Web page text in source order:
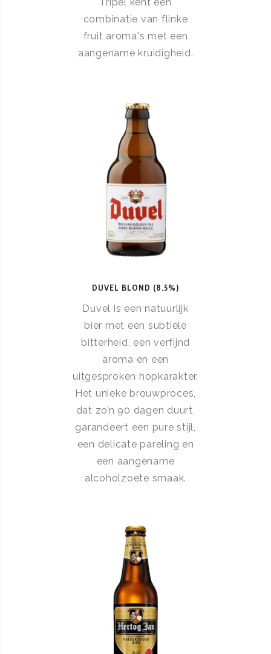
combinatie van flinke
fruit aroma's met een
aangename kruidigheid.
DUVEL BLOND (8.5%)
Duvel is een natuurlijk
bier met een subtiele
bitterheid, een verfijnd
aroma en een
uitgesproken hopkarakter.
Het unieke brouwproces,
dat zo’n 90 dagen duurt,
garandeert een pure stijl,
een delicate pareling en
een aangename
alcoholzoete smaak.